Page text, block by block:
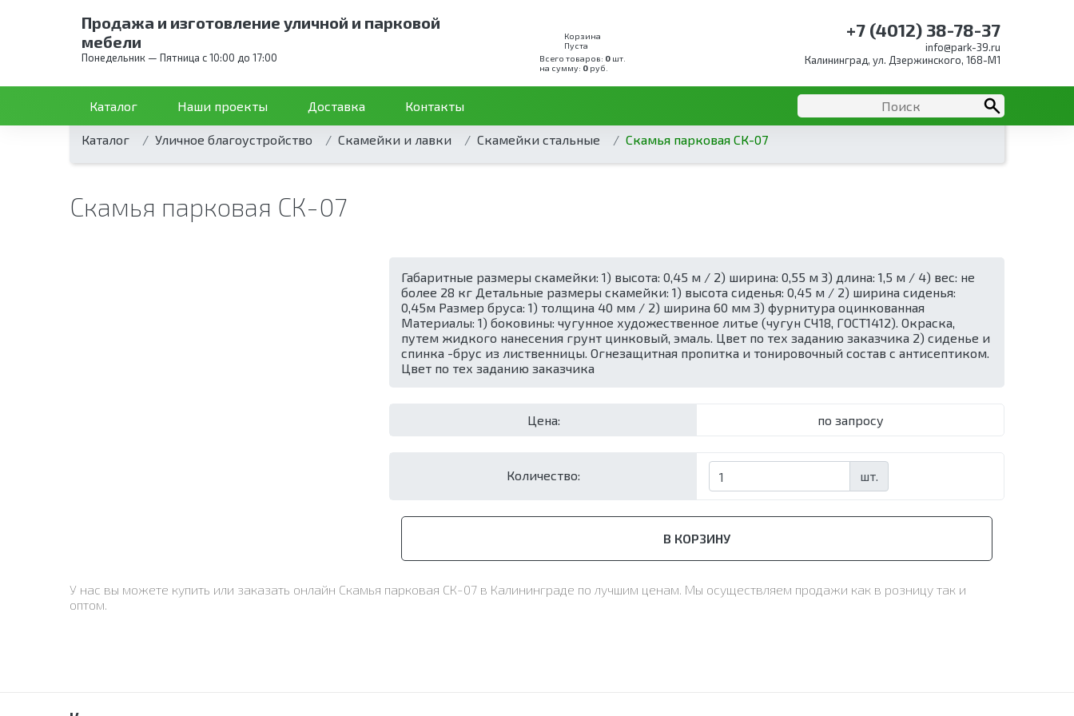
Продажа и изготовление уличной и парковой
мебели
Понедельник — Пятница с 10:00 до 17:00
Корзина
Пуста
Всего товаров: 0 шт.
на сумму: 0 руб.
+7 (4012) 38-78-37
info@park-39.ru
Калининград, ул. Дзержинского, 168-М1
Каталог Наши проекты Доставка Контакты
Каталог Уличное благоустройство Скамейки и лавки Скамейки стальные Скамья парковая СК-07
Скамья парковая СК-07
Габаритные размеры скамейки: 1) высота: 0,45 м / 2) ширина: 0,55 м 3) длина: 1,5 м / 4) вес: не
более 28 кг Детальные размеры скамейки: 1) высота сиденья: 0,45 м / 2) ширина сиденья:
0,45м Размер бруса: 1) толщина 40 мм / 2) ширина 60 мм 3) фурнитура оцинкованная
Материалы: 1) боковины: чугунное художественное литье (чугун СЧ18, ГОСТ1412). Окраска,
путем жидкого нанесения грунт цинковый, эмаль. Цвет по тех заданию заказчика 2) сиденье и
спинка -брус из лиственницы. Огнезащитная пропитка и тонировочный состав с антисептиком.
Цвет по тех заданию заказчика
Цена: по запросу
Количество: шт.
В КОРЗИНУ
У нас вы можете купить или заказать онлайн Скамья парковая СК-07 в Калининграде по лучшим ценам. Мы осуществляем продажи как в розницу так и
оптом.